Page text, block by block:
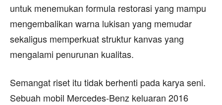
untuk menemukan formula restorasi yang mampu
mengembalikan warna lukisan yang memudar
sekaligus memperkuat struktur kanvas yang
mengalami penurunan kualitas.
Semangat riset itu tidak berhenti pada karya seni.
Sebuah mobil Mercedes-Benz keluaran 2016